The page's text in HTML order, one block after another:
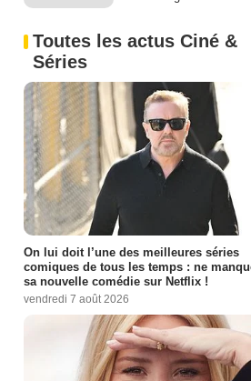
Toutes les actus Ciné &
Séries
On lui doit l’une des meilleures séries
comiques de tous les temps : ne
sa nouvelle comédie sur Netflix !
vendredi 7 août 2026